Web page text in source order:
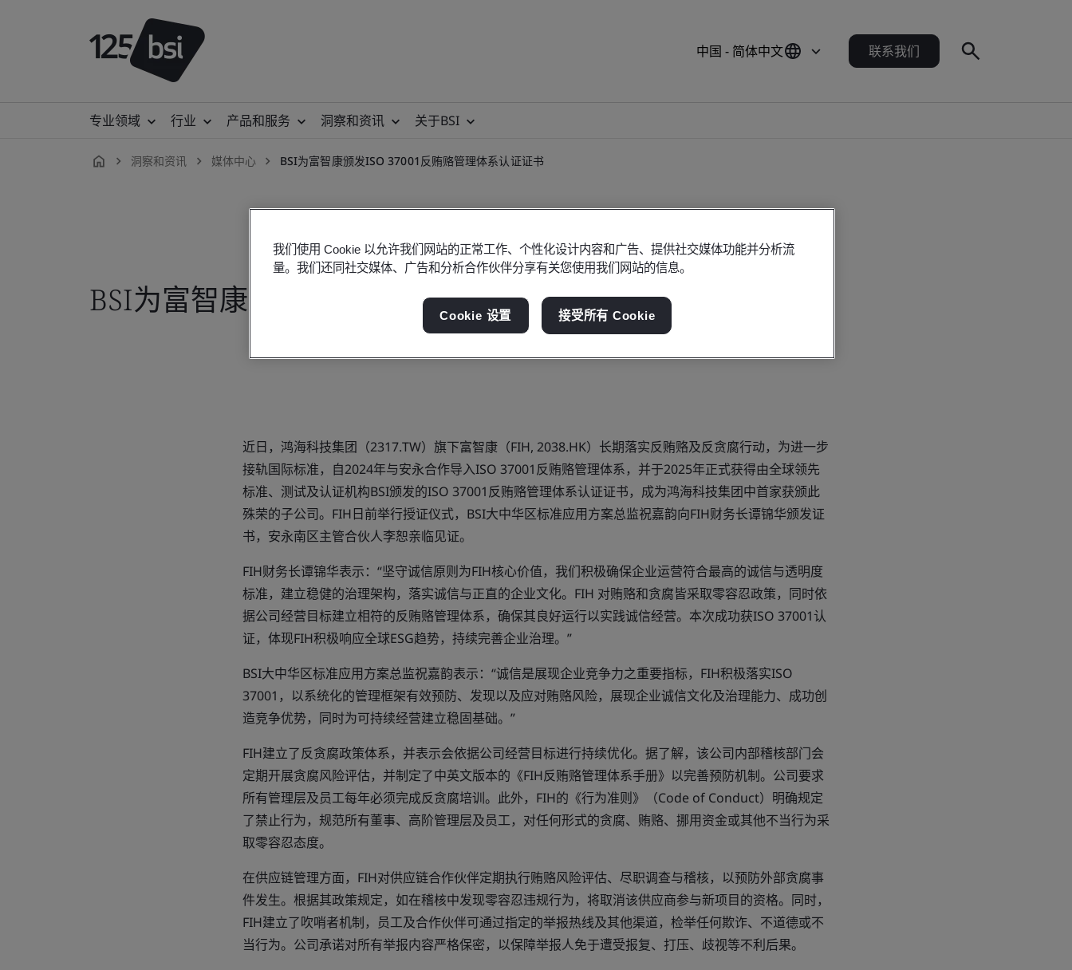
中国 - 简体中文 联系我们
专业领域 行业 产品和服务 洞察和资讯 关于BSI
洞察和资讯 媒体中心 BSI为富智康颁发ISO 37001反贿赂管理体系认证证书
BSI为富智康颁发ISO 37001反贿赂管理体系认证证书
近日，鸿海科技集团（2317.TW）旗下富智康（FIH, 2038.HK）长期落实反贿赂及反贪腐行动，为进一步
接轨国际标准，自2024年与安永合作导入ISO 37001反贿赂管理体系，并于2025年正式获得由全球领先
标准、测试及认证机构BSI颁发的ISO 37001反贿赂管理体系认证证书，成为鸿海科技集团中首家获颁此
殊荣的子公司。FIH日前举行授证仪式，BSI大中华区标准应用方案总监祝嘉韵向FIH财务长谭锦华颁发证
书，安永南区主管合伙人李恕亲临见证。
FIH财务长谭锦华表示：“坚守诚信原则为FIH核心价值，我们积极确保企业运营符合最高的诚信与透明度
标准，建立稳健的治理架构，落实诚信与正直的企业文化。FIH 对贿赂和贪腐皆采取零容忍政策，同时依
据公司经营目标建立相符的反贿赂管理体系，确保其良好运行以实践诚信经营。本次成功获ISO 37001认
证，体现FIH积极响应全球ESG趋势，持续完善企业治理。”
BSI大中华区标准应用方案总监祝嘉韵表示：“诚信是展现企业竞争力之重要指标，FIH积极落实ISO
37001，以系统化的管理框架有效预防、发现以及应对贿赂风险，展现企业诚信文化及治理能力、成功创
造竞争优势，同时为可持续经营建立稳固基础。”
FIH建立了反贪腐政策体系，并表示会依据公司经营目标进行持续优化。据了解，该公司内部稽核部门会
定期开展贪腐风险评估，并制定了中英文版本的《FIH反贿赂管理体系手册》以完善预防机制。公司要求
所有管理层及员工每年必须完成反贪腐培训。此外，FIH的《行为准则》（Code of Conduct）明确规定
了禁止行为，规范所有董事、高阶管理层及员工，对任何形式的贪腐、贿赂、挪用资金或其他不当行为采
取零容忍态度。
在供应链管理方面，FIH对供应链合作伙伴定期执行贿赂风险评估、尽职调查与稽核，以预防外部贪腐事
件发生。根据其政策规定，如在稽核中发现零容忍违规行为，将取消该供应商参与新项目的资格。同时，
FIH建立了吹哨者机制，员工及合作伙伴可通过指定的举报热线及其他渠道，检举任何欺诈、不道德或不
当行为。公司承诺对所有举报内容严格保密，以保障举报人免于遭受报复、打压、歧视等不利后果。
我们使用 Cookie 以允许我们网站的正常工作、个性化设计内容和广告、提供社交媒体功能并分析流
量。我们还同社交媒体、广告和分析合作伙伴分享有关您使用我们网站的信息。
Cookie 设置 接受所有 Cookie